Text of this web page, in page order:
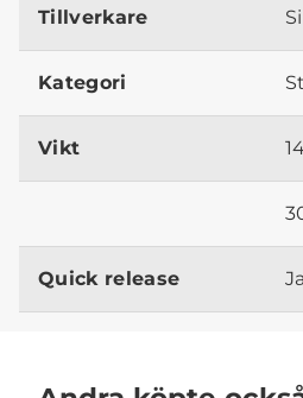
Tillverkare
Kategori
Vikt
Quick release Ja